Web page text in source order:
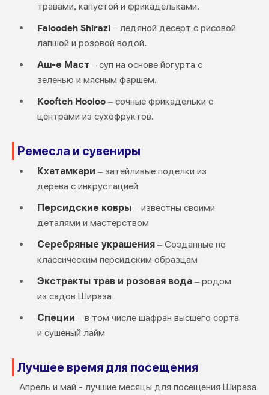
травами, капустой и фрикадельками.
Faloodeh Shirazi– ледяной десерт с рисовой
лапшой и розовой водой.
Аш-е Маст – суп на основе йогурта с
зеленью и мясным фаршем.
Koofteh Hooloo– сочные фрикадельки с
центрами из сухофруктов.
Ремесла и сувениры
Кхатамкари – затейливые поделки из
дерева с инкрустацией
Персидские ковры– известны своими
деталями и мастерством
Серебряные украшения– Созданные по
классическим персидским образцам
Экстракты трав и розовая вода– родом
из садов Шираза
Специи – в том числе шафран высшего сорта
и сушеный лайм
Лучшее время для посещения
Апрель и май - лучшие месяцы для посещения Шираза